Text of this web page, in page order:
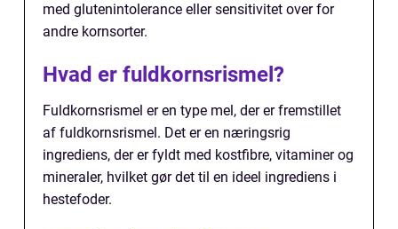
med glutenintolerance eller sensitivitet over for
andre kornsorter.
Hvad er fuldkornsrismel?
Fuldkornsrismel er en type mel, der er fremstillet
af fuldkornsrismel. Det er en næringsrig
ingrediens, der er fyldt med kostfibre, vitaminer og
mineraler, hvilket gør det til en ideel ingrediens i
hestefoder.